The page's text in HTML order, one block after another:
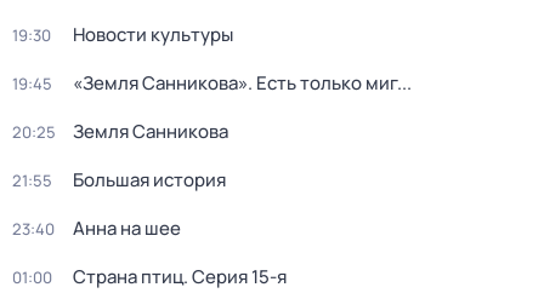
19:30 Новости культуры
19:45 «Земля Санникова». Есть только миг...
20:25 Земля Санникова
21:55 Большая история
23:40 Анна на шее
01:00 Страна птиц. Серия 15-я